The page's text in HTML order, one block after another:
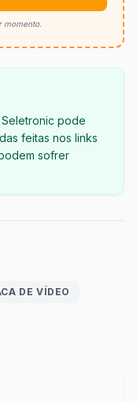
momento.
Seletronic pode
feitas nos links
sofrer
DE VÍDEO